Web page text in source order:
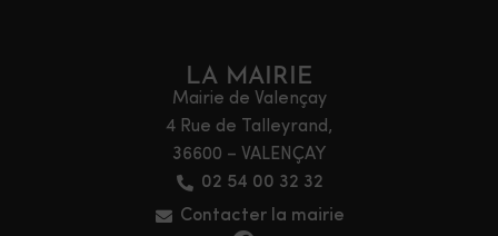
LA MAIRIE
Mairie de Valençay
4 Rue de Talleyrand,
36600 – VALENÇAY
02 54 00 32 32
Contacter la mairie